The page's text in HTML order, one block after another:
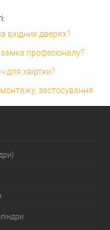
вхідних дверях?
професіоналу?
для хвіртки?
застосування